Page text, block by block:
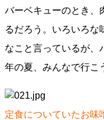
バーベキューのとき、
るだろう。いろいろな
なこと言っているが、
年の夏、みんなで行こ
定食についていたお味